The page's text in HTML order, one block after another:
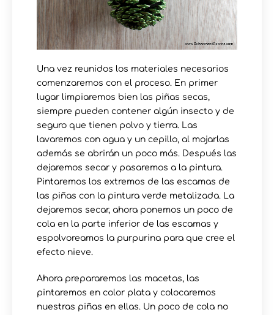
Una vez reunidos los materiales necesarios
comenzaremos con el proceso. En primer
lugar limpiaremos bien las piñas secas,
siempre pueden contener algún insecto y de
seguro que tienen polvo y tierra. Las
lavaremos con agua y un cepillo, al mojarlas
además se abrirán un poco más. Después las
dejaremos secar y pasaremos a la pintura.
Pintaremos los extremos de las escamas de
las piñas con la pintura verde metalizada. La
dejaremos secar, ahora ponemos un poco de
cola en la parte inferior de las escamas y
espolvoreamos la purpurina para que cree el
efecto nieve.
Ahora prepararemos las macetas, las
pintaremos en color plata y colocaremos
nuestras piñas en ellas. Un poco de cola no